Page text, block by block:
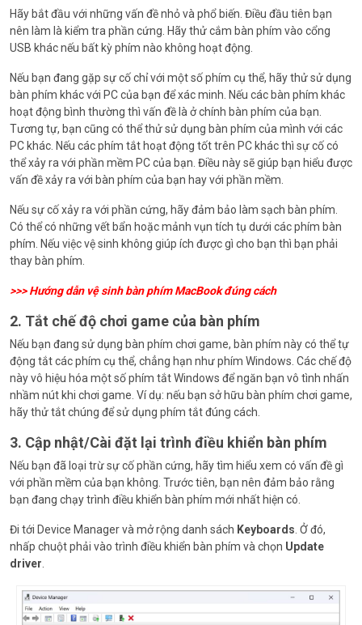
Hãy bắt đầu với những vấn đề nhỏ và phổ biến. Điều đầu tiên bạn
nên làm là kiểm tra phần cứng. Hãy thử cắm bàn phím vào cổng
USB khác nếu bất kỳ phím nào không hoạt động.
Nếu bạn đang gặp sự cố chỉ với một số phím cụ thể, hãy thử sử dụng
bàn phím khác với PC của bạn để xác minh. Nếu các bàn phím khác
hoạt động bình thường thì vấn đề là ở chính bàn phím của bạn.
Tương tự, bạn cũng có thể thử sử dụng bàn phím của mình với các
PC khác. Nếu các phím tắt hoạt động tốt trên PC khác thì sự cố có
thể xảy ra với phần mềm PC của bạn. Điều này sẽ giúp bạn hiểu được
vấn đề xảy ra với bàn phím của bạn hay với phần mềm.
Nếu sự cố xảy ra với phần cứng, hãy đảm bảo làm sạch bàn phím.
Có thể có những vết bẩn hoặc mảnh vụn tích tụ dưới các phím bàn
phím. Nếu việc vệ sinh không giúp ích được gì cho bạn thì bạn phải
thay bàn phím.
>>>Hướng dẫn vệ sinh bàn phím MacBook đúng cách
2. Tắt chế độ chơi game của bàn phím
Nếu bạn đang sử dụng bàn phím chơi game, bàn phím này có thể tự
động tắt các phím cụ thể, chẳng hạn như phím Windows. Các chế độ
này vô hiệu hóa một số phím tắt Windows để ngăn bạn vô tình nhấn
nhầm nút khi chơi game. Ví dụ: nếu bạn sở hữu bàn phím chơi game,
hãy thử tắt chúng để sử dụng phím tắt đúng cách.
3. Cập nhật/Cài đặt lại trình điều khiển bàn phím
Nếu bạn đã loại trừ sự cố phần cứng, hãy tìm hiểu xem có vấn đề gì
với phần mềm của bạn không. Trước tiên, bạn nên đảm bảo rằng
bạn đang chạy trình điều khiển bàn phím mới nhất hiện có.
Đi tới Device Manager và mở rộng danh sách Keyboards . Ở đó,
nhấp chuột phải vào trình điều khiển bàn phím và chọn Update
driver